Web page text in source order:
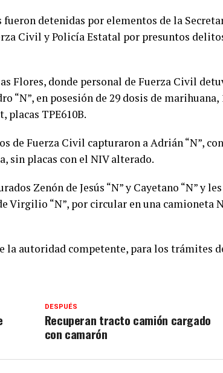
fueron detenidas por elementos de la
Civil y Policía Estatal por presuntos
Flores, donde personal de Fuerza Civil
“N”, en posesión de 29 dosis de marihuana,
placas TPE610B.
de Fuerza Civil capturaron a Adrián “N”,
sin placas con el NIV alterado.
Zenón de Jesús “N” y Cayetano “N” y les
Virgilio “N”, por circular en una camioneta
la autoridad competente, para los trámites
DESPUÉS
Recuperan tracto camión cargado
con camarón